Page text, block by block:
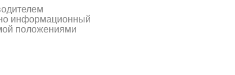
информационный
положениями